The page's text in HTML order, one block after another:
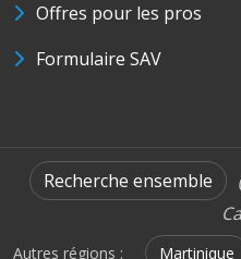
Offres pour les pros
Formulaire SAV
Recherche ensemble
Autres régions : Martinique